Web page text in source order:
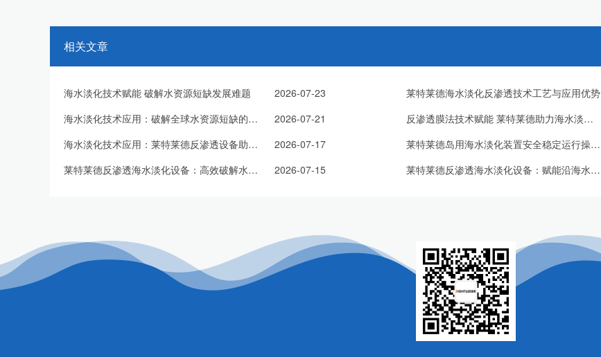
相关文章
海水淡化技术赋能 破解水资源短缺发展难题 2026-07-23 莱特莱德海水淡化反渗透技术工艺与应用优势
海水淡化技术应用：破解全球水资源短缺的有效方案
2026-07-21 反渗透膜法技术赋能 莱特莱德助力海水淡化产业高质量发展
海水淡化技术应用：莱特莱德反渗透设备助力淡水资源扩容
2026-07-17 莱特莱德岛用海水淡化装置安全稳定运行操作规范
莱特莱德反渗透海水淡化设备：高效破解水资源短缺难题
2026-07-15 莱特莱德反渗透海水淡化设备：赋能沿海水资源高效利用